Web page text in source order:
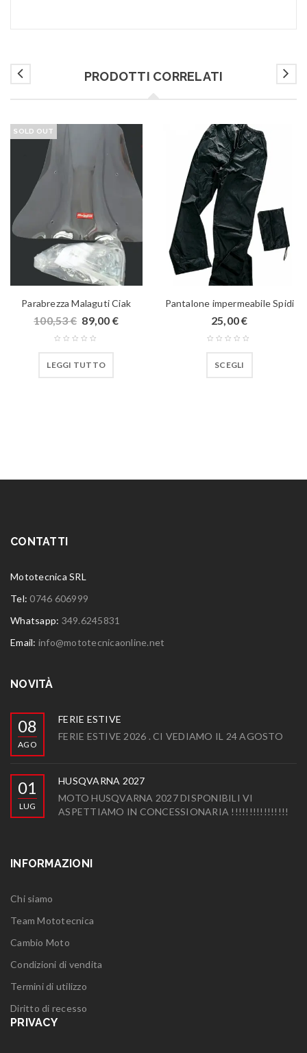
PRODOTTI CORRELATI
SOLD OUT
Parabrezza Malaguti Ciak
100,53€ 89,00 €
LEGGI TUTTO
Pantalone impermeabile Spidi
25,00€
SCEGLI
CONTATTI
Mototecnica SRL
Tel:0746 606999
Whatsapp: 349.6245831
Email: info@mototecnicaonline.net
NOVITÀ
08
AGO
FERIE ESTIVE
FERIE ESTIVE 2026 . CI VEDIAMO IL 24 AGOSTO
01
LUG
HUSQVARNA 2027
MOTO HUSQVARNA 2027 DISPONIBILI VI
ASPETTIAMO IN CONCESSIONARIA !!!!!!!!!!!!!!!!
INFORMAZIONI
Chi siamo
Team Mototecnica
Cambio Moto
Condizioni di vendita
Termini di utilizzo
Diritto di recesso
PRIVACY